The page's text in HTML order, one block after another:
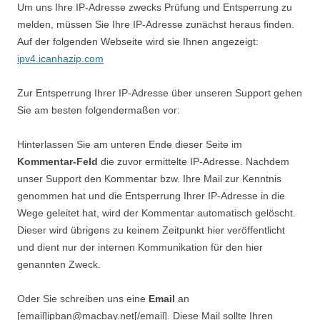
Um uns Ihre IP-Adresse zwecks Prüfung und Entsperrung zu
melden, müssen Sie Ihre IP-Adresse zunächst heraus finden.
Auf der folgenden Webseite wird sie Ihnen angezeigt:
ipv4.icanhazip.com
Zur Entsperrung Ihrer IP-Adresse über unseren Support gehen
Sie am besten folgendermaßen vor:
Hinterlassen Sie am unteren Ende dieser Seite im
Kommentar-Feld die zuvor ermittelte IP-Adresse. Nachdem
unser Support den Kommentar bzw. Ihre Mail zur Kenntnis
genommen hat und die Entsperrung Ihrer IP-Adresse in die
Wege geleitet hat, wird der Kommentar automatisch gelöscht.
Dieser wird übrigens zu keinem Zeitpunkt hier veröffentlicht
und dient nur der internen Kommunikation für den hier
genannten Zweck.
Oder Sie schreiben uns eine Email an
[email]ipban@macbay.net[/email]. Diese Mail sollte Ihren